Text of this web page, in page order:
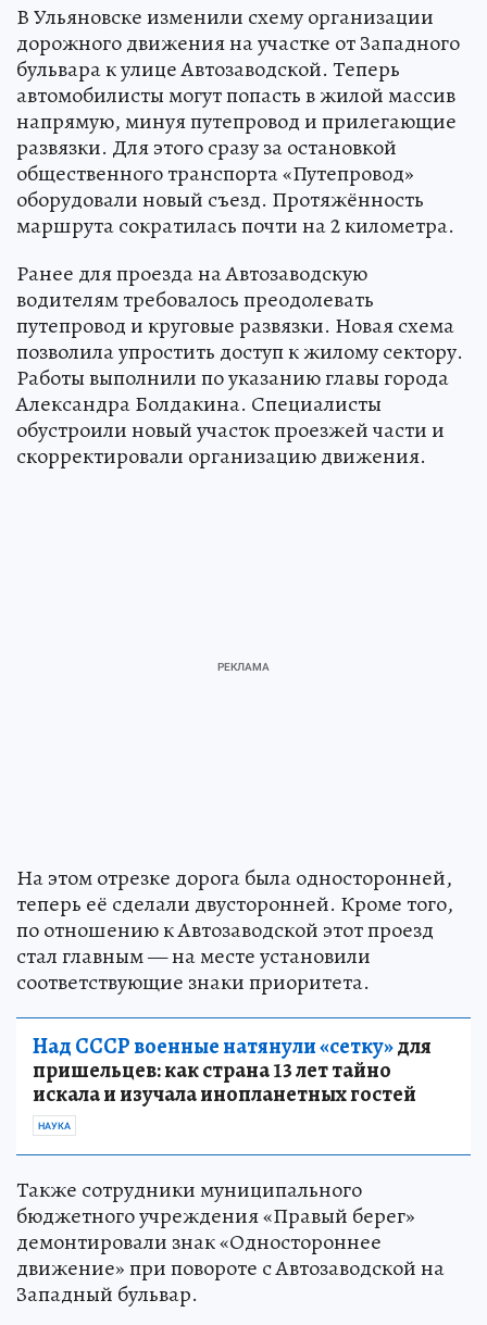
В Ульяновске изменили схему организации
дорожного движения на участке от Западного
бульвара к улице Автозаводской. Теперь
автомобилисты могут попасть в жилой массив
напрямую, минуя путепровод и прилегающие
развязки. Для этого сразу за остановкой
общественного транспорта «Путепровод»
оборудовали новый съезд. Протяжённость
маршрута сократилась почти на 2 километра.
Ранее для проезда на Автозаводскую
водителям требовалось преодолевать
путепровод и круговые развязки. Новая схема
позволила упростить доступ к жилому сектору.
Работы выполнили по указанию главы города
Александра Болдакина. Специалисты
обустроили новый участок проезжей части и
скорректировали организацию движения.
На этом отрезке дорога была односторонней,
теперь её сделали двусторонней. Кроме того,
по отношению к Автозаводской этот проезд
стал главным — на месте установили
соответствующие знаки приоритета.
Над СССР военные натянули «сетку»для
пришельцев: как страна 13 лет тайно
искала и изучала инопланетных гостей
НАУКА
Также сотрудники муниципального
бюджетного учреждения «Правый берег»
демонтировали знак «Одностороннее
движение» при повороте с Автозаводской на
Западный бульвар.